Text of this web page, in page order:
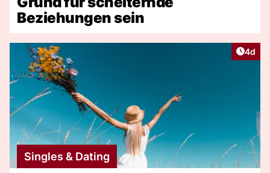
Beziehungen sein
4d
Singles & Dating